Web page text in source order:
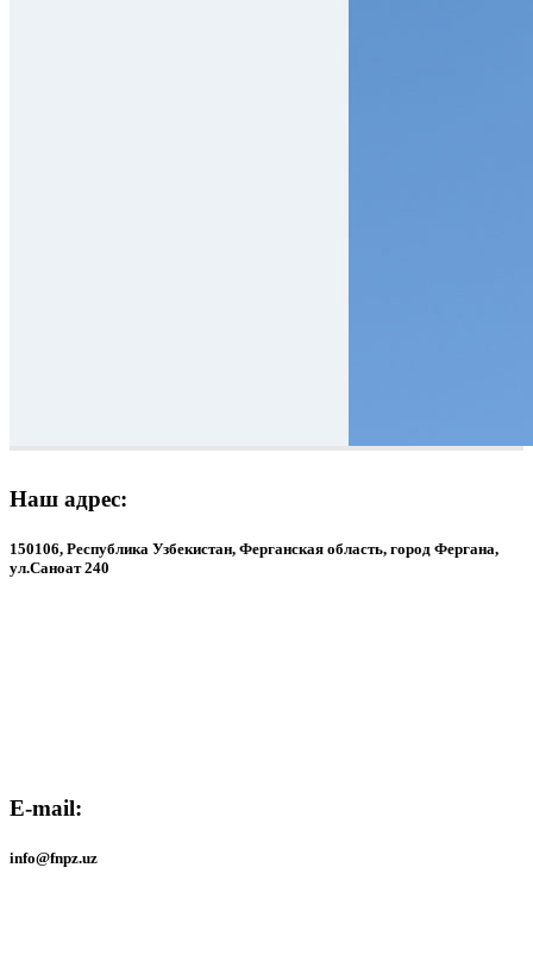
Наш адрес:
150106, Республика Узбекистан, Ферганская область, город Фергана,
ул.Саноат 240
E-mail:
info@fnpz.uz